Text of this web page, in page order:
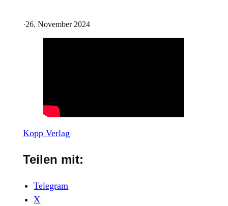
·26. November 2024
Kopp Verlag
Teilen mit:
Telegram
X